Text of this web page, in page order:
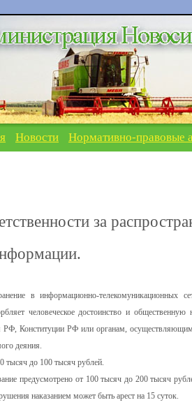
Новости Нормативно-правовые
за
в информационно-
человеческое достоинство и общественную
РФ, Конституции РФ или органам,
деяния.
тысяч до 100 тысяч рублей.
предусмотрено от 100 тысяч до 200 тысяч
наказанием может быть арест на 15 суток.